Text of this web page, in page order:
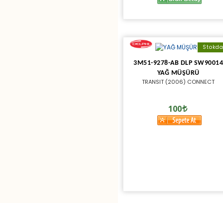
Stokda
3M51-9278-AB DLP SW90014
YAĞ MÜŞÜRÜ
TRANSIT (2006) CONNECT
100